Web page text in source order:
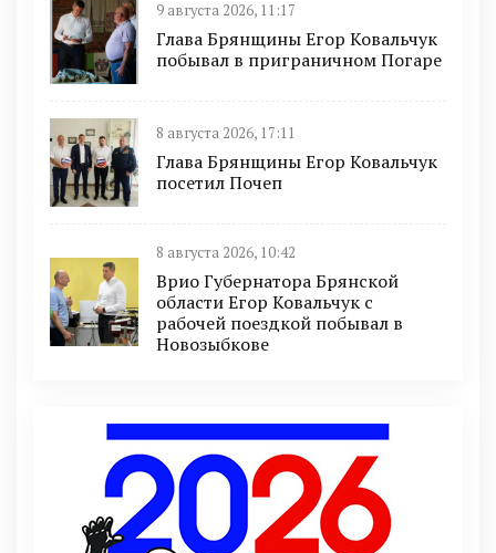
9 августа 2026, 11:17
Глава Брянщины Егор Ковальчук
побывал в приграничном Погаре
8 августа 2026, 17:11
Глава Брянщины Егор Ковальчук
посетил Почеп
8 августа 2026, 10:42
Врио Губернатора Брянской
области Егор Ковальчук с
рабочей поездкой побывал в
Новозыбкове